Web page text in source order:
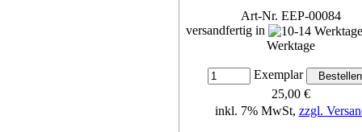
Art-Nr. EEP-00084
versandfertig in
Werktage
Exemplar
25,00 €
inkl. 7% MwSt, zzgl.